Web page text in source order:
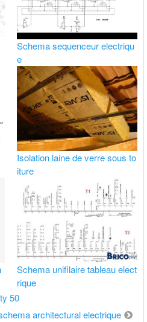
Schema sequenceur electriqu
e
Isolation laine de verre sous to
iture
Schema unifilaire tableau elect
rique
50
architectural electrique